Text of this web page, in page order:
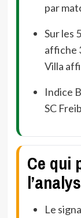
par
Sur les
affiche
Villa
Indice
SC
Ce qui
Le